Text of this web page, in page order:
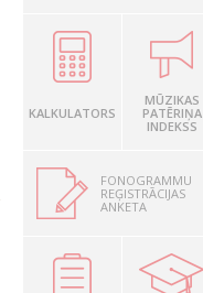
KALKULATORS
MŪZIKAS
PATĒRIŅA
INDEKSS
FONOGRAMMU
REĢISTRĀCIJAS
ANKETA